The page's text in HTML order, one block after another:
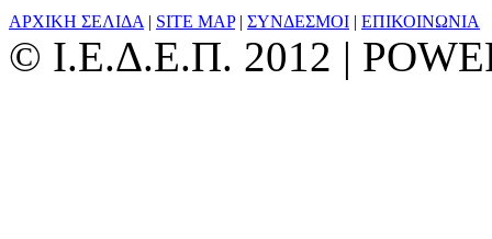
ΑΡΧΙΚΗ ΣΕΛΙΔΑ | SITE MAP| ΣΥΝΔΕΣΜΟΙ | ΕΠΙΚΟΙΝΩΝΙΑ
© Ι.Ε.Δ.Ε.Π. 2012 |